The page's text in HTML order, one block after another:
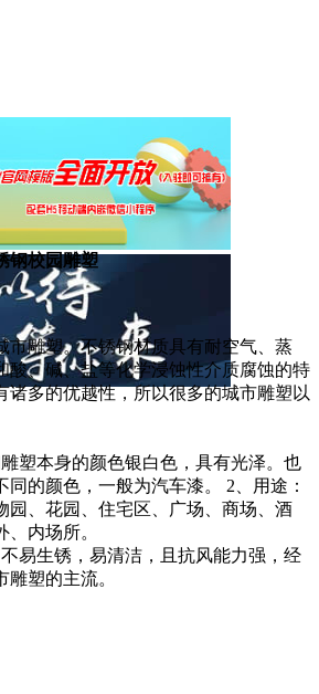
钢校园雕塑
市雕塑。不锈钢材质具有耐空气、蒸
酸、碱、盐等化学浸蚀性介质腐蚀的特
诸多的优越性，所以很多的城市雕塑以
塑本身的颜色银白色，具有光泽。也
的颜色，一般为汽车漆。 2、用途：
园、花园、住宅区、广场、商场、酒
内场所。
易生锈，易清洁，且抗风能力强，经
塑的主流。